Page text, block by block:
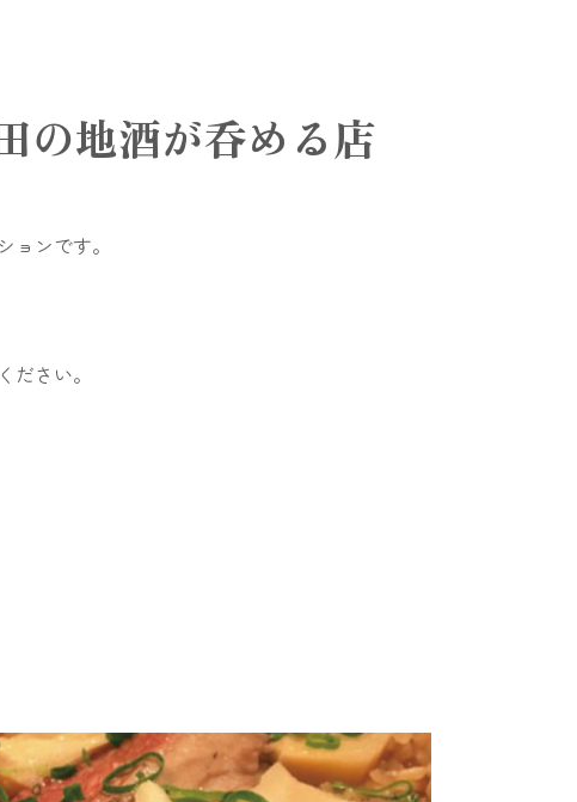
の地酒が呑める店
ンです。
さい。